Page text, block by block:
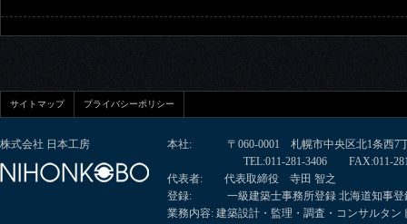
サイトマップ プライバシーポリシー
株式会社 日本工房
本社: 〒060-0001 札幌市中央区北1条西7丁
TEL:011-281-3406 FAX:011-281-
代表者: 代表取締役 寺田 智之
登録: 一級建築士事務所登録 北海道知事登
業務内容: 建築設計・監理・調査・コンサルタ